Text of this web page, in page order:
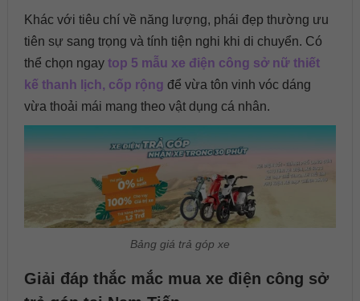
Khác với tiêu chí về năng lượng, phái đẹp thường ưu
tiên sự sang trọng và tính tiện nghi khi di chuyển. Có
thể chọn ngay top 5 mẫu xe điện công sở nữ thiết
kế thanh lịch, cốp rộng để vừa tôn vinh vóc dáng
vừa thoải mái mang theo vật dụng cá nhân.
Bảng giá trả góp xe
Giải đáp thắc mắc mua xe điện công sở